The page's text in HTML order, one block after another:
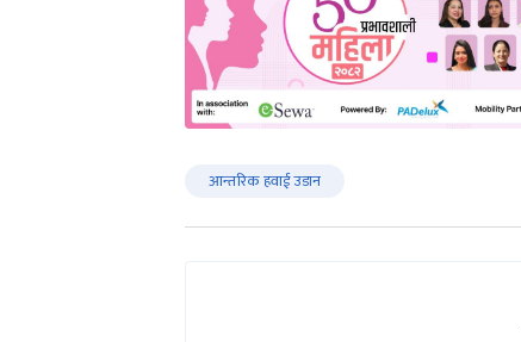
आन्तरिक हवाई उडान